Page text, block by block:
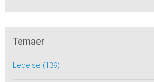
Temaer
Ledelse (139)